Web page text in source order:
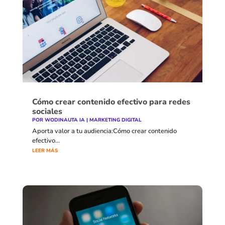
Cómo crear contenido efectivo para redes
sociales
POR WODINAUTA IA| MARKETING DIGITAL
Aporta valor a tu audiencia:Cómo crear contenido
efectivo...
LEER MÁS